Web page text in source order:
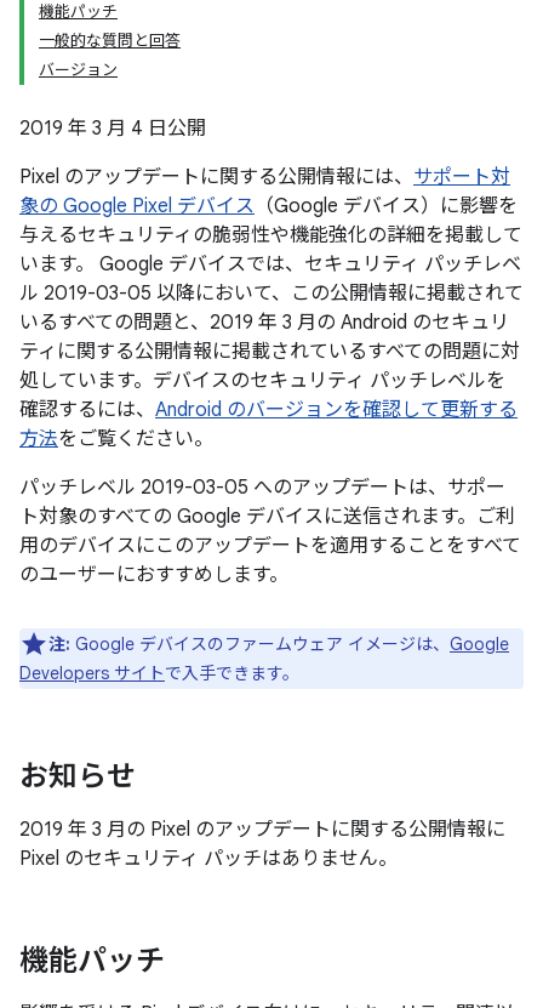
機能パッチ
一般的な質問と回答
バージョン
2019 年 3 月 4 日公開
Pixel のアップデートに関する公開情報には、 サポート対
象の Google Pixel デバイス （Google デバイス）に影響を
与えるセキュリティの脆弱性や機能強化の詳細を掲載して
います。 Google デバイスでは、セキュリティ パッチレベ
ル 2019-03-05 以降において、この公開情報に掲載されて
いるすべての問題と、2019 年 3 月の Android のセキュリ
ティに関する公開情報に掲載されているすべての問題に対
処しています。デバイスのセキュリティ パッチレベルを
確認するには、 Android のバージョンを確認して更新する
方法をご覧ください。
パッチレベル 2019-03-05 へのアップデートは、サポー
ト対象のすべての Google デバイスに送信されます。ご利
用のデバイスにこのアップデートを適用することをすべて
のユーザーにおすすめします。
注: Google デバイスのファームウェア イメージは、 Google
Developers サイトで入手できます。
お知らせ
2019 年 3 月の Pixel のアップデートに関する公開情報に
Pixel のセキュリティ パッチはありません。
機能パッチ